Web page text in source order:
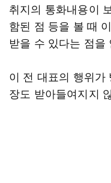
취지의 통화내용이
함된 점 등을 볼 때
받을 수 있다는 점을
이 전 대표의 행위가
장도 받아들여지지